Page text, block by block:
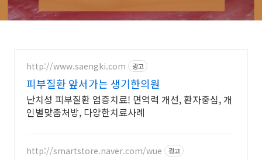
http://www.saengki.com 광고
피부질환 앞서가는 생기한의원
난치성 피부질환 염증치료! 면역력 개선, 환자중심, 개
인별맞춤처방, 다양한치료사례
http://smartstore.naver.com/wue 광고